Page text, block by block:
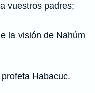
vuestros padres;
la visión de Nahúm
Habacuc.